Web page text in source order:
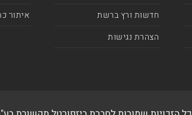
חדשות ורץ ברשת
הצהרת נגישות
איתור